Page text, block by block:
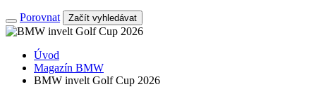
Porovnat Začít vyhledávat
Úvod
Magazín BMW
BMW invelt Golf Cup 2026